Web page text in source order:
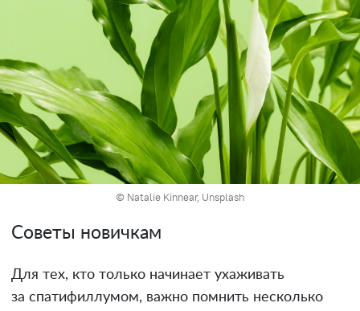
© Natalie Kinnear, Unsplash
Советы новичкам
Для тех, кто только начинает ухаживать
за спатифиллумом, важно помнить несколько